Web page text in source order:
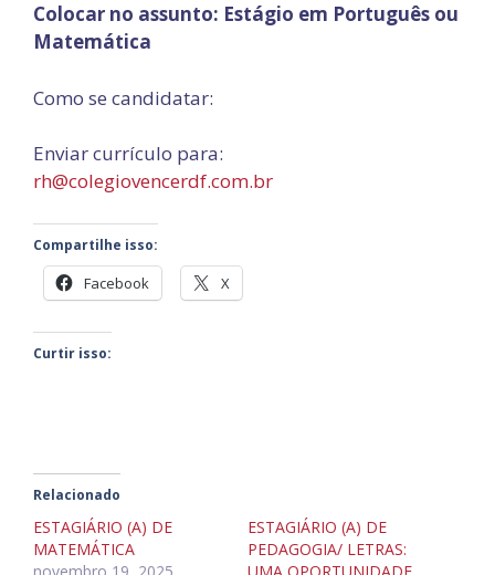
Colocar no assunto: Estágio em Português ou
Matemática
Como se candidatar:
Enviar currículo para:
rh@colegiovencerdf.com.br
Compartilhe isso:
Facebook X
Curtir isso:
Relacionado
ESTAGIÁRIO (A) DE
MATEMÁTICA
novembro 19, 2025
ESTAGIÁRIO (A) DE
PEDAGOGIA/ LETRAS:
UMA OPORTUNIDADE